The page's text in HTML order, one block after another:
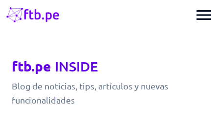
menu
ftb.pe INSIDE
Blog de noticias, tips, artículos y nuevas
funcionalidades